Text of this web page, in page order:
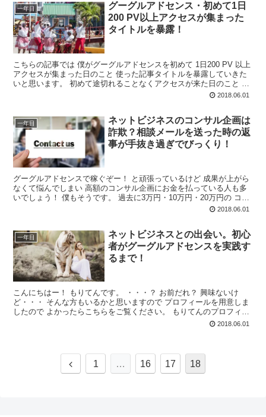
一年目
グーグルアドセンス・初めて1日
200 PV以上アクセスが集まった
タイトルを暴露！
こちらの記事では 僕がグーグルアドセンスを初めて 1日200 PV 以上
アクセスが集まった日のこと 使った記事タイトルを暴露していきた
いと思います。 初めて途切れることなくアクセスが来た日のこと そ
2018.06.01
一年目
ネットビジネスのコンサル企画は
詐欺？相談メールを送った時の返
事が手抜き過ぎでびっくり！
グーグルアドセンスで稼ぐぞー！ と頑張っているけど 成果が上がら
なくて悩んでしまい 高額のコンサル企画にお金を払っている人も多
いでしょう！ 僕もそうです。 過去に3万円・10万円・20万円の コン
2018.06.01
一年目
ネットビジネスとの出会い。初心
者がグーグルアドセンスを実践す
るまで！
こんにちはー！ もりてんです。 ・・・？ お前だれ？ 興味ないけ
ど・・・ そんな方もいるかと思いますので プロフィールを用意しま
したので よかったらこちらをご覧ください。 もりてんのプロフィー
2018.06.01
1 … 16 17 18